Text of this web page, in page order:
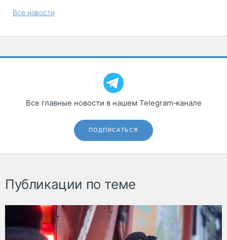
Все новости
Все главные новости в нашем Telegram‑канале
ПОДПИСАТЬСЯ
Публикации по теме